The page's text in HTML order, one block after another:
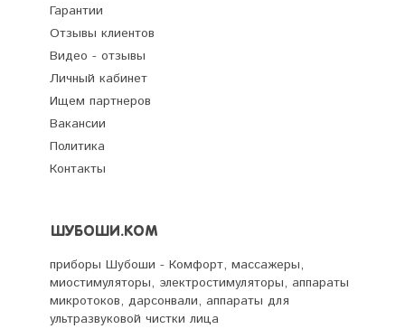
Гарантии
Отзывы клиентов
Видео - отзывы
Личный кабинет
Ищем партнеров
Вакансии
Политика
Контакты
ШУБОШИ.КОМ
приборы Шубоши - Комфорт, массажеры,
миостимуляторы, электростимуляторы, аппараты
микротоков, дарсонвали, аппараты для
ультразвуковой чистки лица